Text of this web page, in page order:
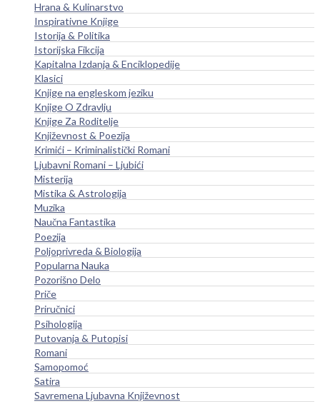
Hrana & Kulinarstvo
Inspirativne Knjige
Istorija & Politika
Istorijska Fikcija
Kapitalna Izdanja & Enciklopedije
Klasici
Knjige na engleskom jeziku
Knjige O Zdravlju
Knjige Za Roditelje
Književnost & Poezija
Krimići – Kriminalistički Romani
Ljubavni Romani – Ljubići
Misterija
Mistika & Astrologija
Muzika
Naučna Fantastika
Poezija
Poljoprivreda & Biologija
Popularna Nauka
Pozorišno Delo
Priče
Priručnici
Psihologija
Putovanja & Putopisi
Romani
Samopomoć
Satira
Savremena Ljubavna Književnost